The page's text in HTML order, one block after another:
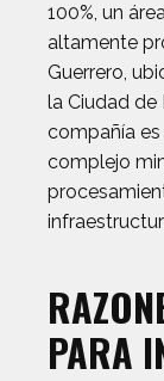
100%, un
altamente
Guerrero,
la Ciudad de
compañía
complejo
PARA